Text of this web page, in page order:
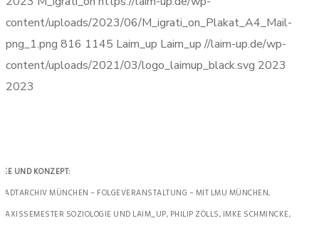
content/uploads/2023/06/M_igrati_on_Plakat_A4_Mail-
png_1.png 816 1145 Laim_up Laim_up //laim-up.de/wp-
content/uploads/2021/03/logo_laimup_black.svg 2023
2023
UND KONZEPT:
MÜNCHEN – FOLGEVERANSTALTUNG – MIT LMU MÜNCHEN,
SOZIOLOGIE UND LAIM_UP, PHILIP ZÖLLS, IMKE SCHMINCKE,